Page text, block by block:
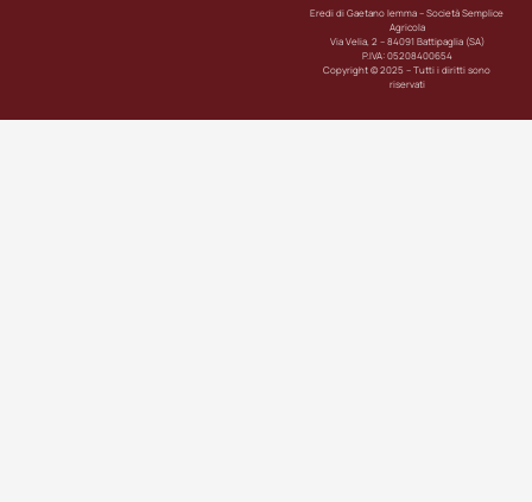
Eredi di Gaetano Iemma – Società Semplice
Agricola
Via Velia, 2 – 84091 Battipaglia (SA)
P.IVA: 05208400654
Copyright © 2025 – Tutti i diritti sono
riservati